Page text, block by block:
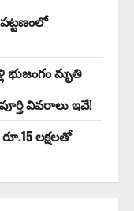
పట్టణంలో
భుజంగం మృతి
పూర్తి వివరాలు ఇవే!
ల‌క్ష‌ల‌తో